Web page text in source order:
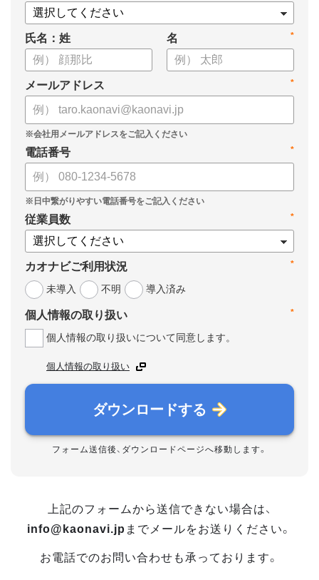
【資料の内容】
・人事担当者に聞いた「生成AI活用に関する実態調査」
・生成AI利用における注意点やルール
・今日から使えるプロンプト集（人事評価、エンゲージメント業
務）
氏名：姓 *
名
*
メールアドレス
*
電話番号
*
従業員数
*
カオナビご利用状況
未導入
不明 導入済み
*
個人情報の取り扱い
個人情報の取り扱いについて同意します。
個人情報の取り扱い
ダウンロードする
フォーム送信後、ダウンロードページへ移動します。
上記のフォームから送信できない場合は、
info@kaonavi.jp までメールをお送りください。
お電話でのお問い合わせも承っております。